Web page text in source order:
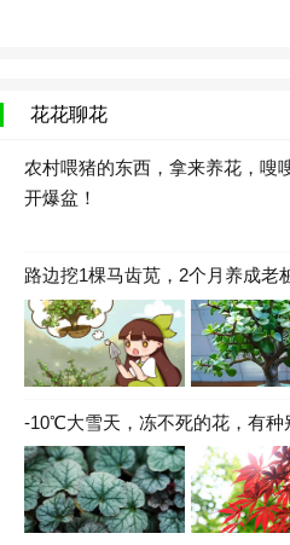
花花聊花
农村喂猪的东西，拿来养花，嗖
开爆盆！
路边挖1棵马齿苋，2个月养成老
-10℃大雪天，冻不死的花，有种